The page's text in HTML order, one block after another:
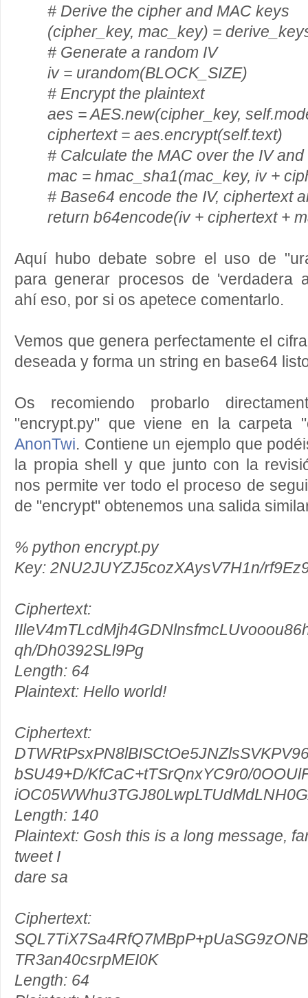
# Derive the cipher and MAC keys
(cipher_key, mac_key) =
# Generate a random IV
iv = urandom(BLOCK_SIZE)
# Encrypt the plaintext
aes = AES.new(cipher_key,
ciphertext = aes.encrypt(self.text)
# Calculate the MAC over the IV and
mac = hmac_sha1(mac_key, iv +
# Base64 encode the IV, ciphertext
return b64encode(iv + ciphertext +
Aquí hubo debate sobre el uso de
para generar procesos de 'verdadera
ahí eso, por si os apetece comentarlo.
Vemos que genera perfectamente el
deseada y forma un string en base64
Os recomiendo probarlo
"encrypt.py" que viene en la carpeta
AnonTwi. Contiene un ejemplo que
la propia shell y que junto con la
nos permite ver todo el proceso de
de "encrypt" obtenemos una salida
% python encrypt.py
Key: 2NU2JUYZJ5cozXAysV7H1n/
Ciphertext:
qh/Dh0392SLl9Pg
Length: 64
Plaintext: Hello world!
Ciphertext:
bSU49+D/KfCaC+tTSrQnxYC9r0/
Length: 140
Plaintext: Gosh this is a long message,
tweet I
dare sa
Ciphertext:
TR3an40csrpMEI0K
Length: 64